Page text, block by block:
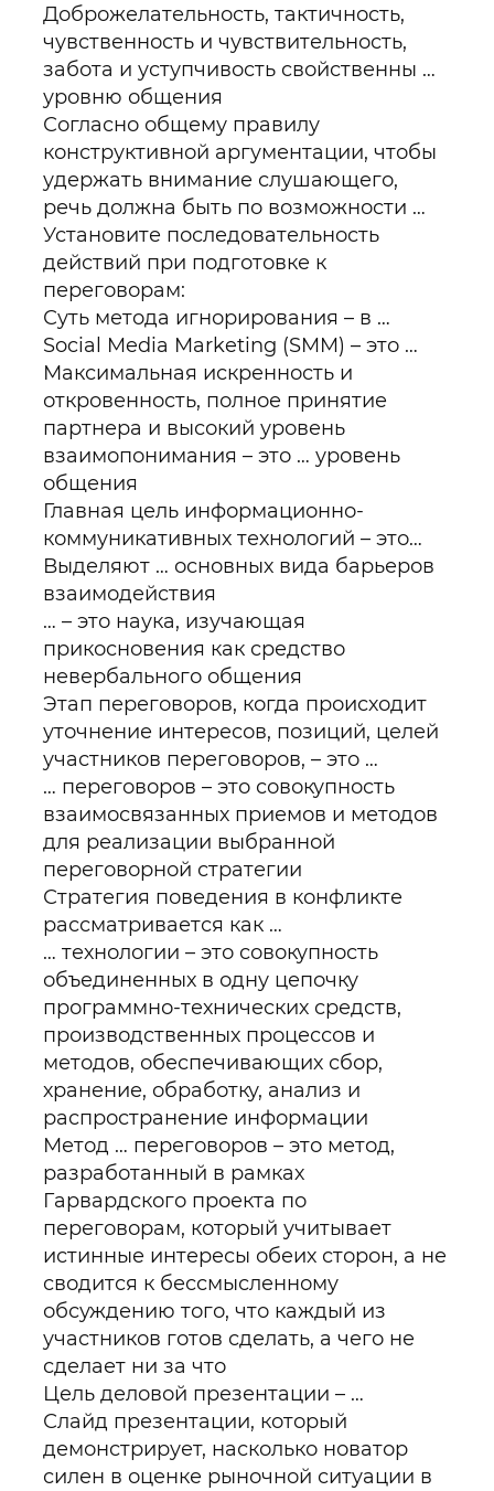
Доброжелательность, тактичность,
чувственность и чувствительность,
забота и уступчивость свойственны …
уровню общения
Согласно общему правилу
конструктивной аргументации, чтобы
удержать внимание слушающего,
речь должна быть по возможности …
Установите последовательность
действий при подготовке к
переговорам:
Суть метода игнорирования – в …
Social Media Marketing (SMM) – это …
Максимальная искренность и
откровенность, полное принятие
партнера и высокий уровень
взаимопонимания – это … уровень
общения
Главная цель информационно-
коммуникативных технологий – это…
Выделяют … основных вида барьеров
взаимодействия
… – это наука, изучающая
прикосновения как средство
невербального общения
Этап переговоров, когда происходит
уточнение интересов, позиций, целей
участников переговоров, – это …
… переговоров – это совокупность
взаимосвязанных приемов и методов
для реализации выбранной
переговорной стратегии
Стратегия поведения в конфликте
рассматривается как …
… технологии – это совокупность
объединенных в одну цепочку
программно-технических средств,
производственных процессов и
методов, обеспечивающих сбор,
хранение, обработку, анализ и
распространение информации
Метод … переговоров – это метод,
разработанный в рамках
Гарвардского проекта по
переговорам, который учитывает
истинные интересы обеих сторон, а не
сводится к бессмысленному
обсуждению того, что каждый из
участников готов сделать, а чего не
сделает ни за что
Цель деловой презентации – …
Слайд презентации, который
демонстрирует, насколько новатор
силен в оценке рыночной ситуации в